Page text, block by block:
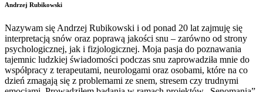
Andrzej Rubikowski
Nazywam się Andrzej Rubikowski i od ponad 20 lat zajmuję się
interpretacją snów oraz poprawą jakości snu – zarówno od strony
psychologicznej, jak i fizjologicznej. Moja pasja do poznawania
tajemnic ludzkiej świadomości podczas snu zaprowadziła mnie do
współpracy z terapeutami, neurologami oraz osobami, które na co
dzień zmagają się z problemami ze snem, stresem czy trudnymi